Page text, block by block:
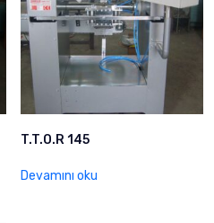
T.T.O.R 145
Devamını oku